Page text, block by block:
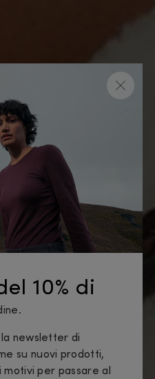
10% di
newsletter di
su nuovi prodotti,
per passare al